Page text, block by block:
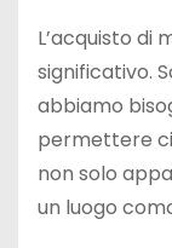
L’acquisto di
significativo.
abbiamo
permettere
non solo
un luogo